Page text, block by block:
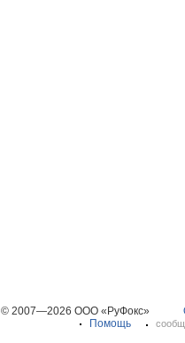
© 2007—2026 ООО «РуФокс»
Помощь